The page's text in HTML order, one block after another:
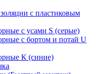
с пластиковым
с усами S (серые)
c бортом и потай U
К (синие)